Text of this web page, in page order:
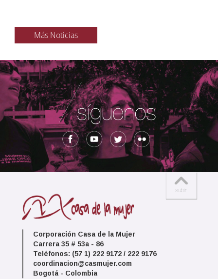
Más Noticias
Corporación Casa de la Mujer
Carrera 35 # 53a - 86
Teléfonos: (57 1) 222 9172 / 222 9176
coordinacion@casmujer.com
Bogotá - Colombia